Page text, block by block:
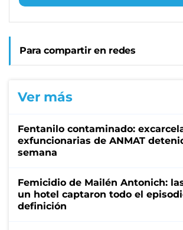
Para compartir en redes
Ver más
Fentanilo contaminado:
exfuncionarias de ANMAT
semana
Femicidio de Mailén Antonich:
un hotel captaron todo el
definición